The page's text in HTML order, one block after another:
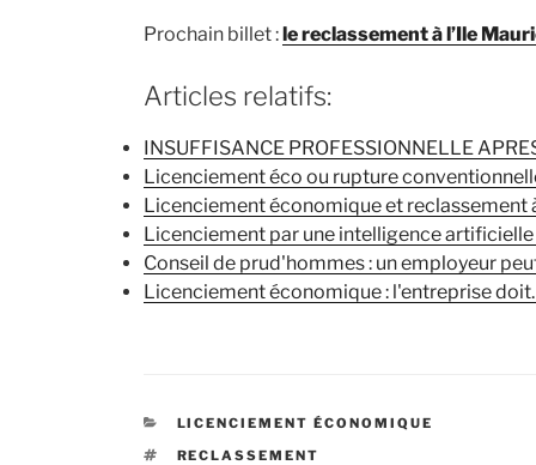
Prochain billet : le reclassement à l’Ile
Articles relatifs:
INSUFFISANCE PROFESSIONNELLE
Licenciement éco ou rupture
Licenciement économique et reclassement
Licenciement par une intelligence artificielle
Conseil de prud'hommes : un employeur
Licenciement économique : l'entreprise
CATÉGORIES
LICENCIEMENT ÉCONOMIQUE
ÉTIQUETTES
RECLASSEMENT